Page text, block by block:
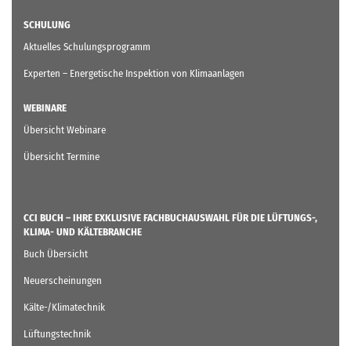
SCHULUNG
Aktuelles Schulungsprogramm
Experten – Energetische Inspektion von Klimaanlagen
WEBINARE
Übersicht Webinare
Übersicht Termine
CCI BUCH – IHRE EXKLUSIVE FACHBUCHAUSWAHL FÜR DIE LÜFTUNGS-,
KLIMA- UND KÄLTEBRANCHE
Buch Übersicht
Neuerscheinungen
Kälte-/Klimatechnik
Lüftungstechnik